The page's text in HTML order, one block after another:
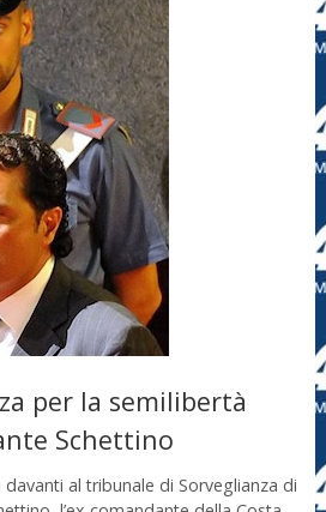
per la semilibertà
Schettino
davanti al tribunale di Sorveglianza di